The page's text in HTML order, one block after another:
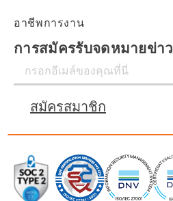
อาชีพการงาน
การสมัครรับจดหมายข่าว
สมัครสมาชิก